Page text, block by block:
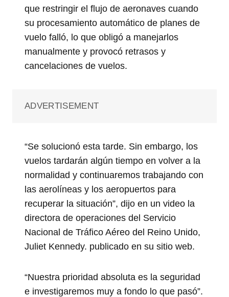
que restringir el flujo de aeronaves cuando
su procesamiento automático de planes de
vuelo falló, lo que obligó a manejarlos
manualmente y provocó retrasos y
cancelaciones de vuelos.
ADVERTISEMENT
“Se solucionó esta tarde. Sin embargo, los
vuelos tardarán algún tiempo en volver a la
normalidad y continuaremos trabajando con
las aerolíneas y los aeropuertos para
recuperar la situación”, dijo en un video la
directora de operaciones del Servicio
Nacional de Tráfico Aéreo del Reino Unido,
Juliet Kennedy. publicado en su sitio web.
“Nuestra prioridad absoluta es la seguridad
e investigaremos muy a fondo lo que pasó”.